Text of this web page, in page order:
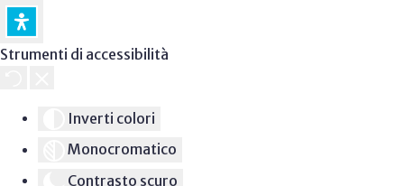
Strumenti di accessibilità
Inverti colori
Monocromatico
Contrasto scuro